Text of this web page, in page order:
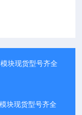
块现货型号齐全
块现货型号齐全